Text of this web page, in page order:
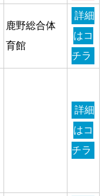
鹿野総合体
育館
詳細
はコ
チラ
詳細
はコ
チラ